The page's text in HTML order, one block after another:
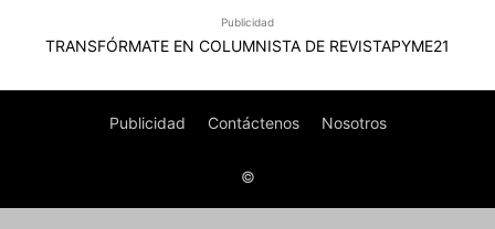
Publicidad
TRANSFÓRMATE EN COLUMNISTA DE REVISTAPYME21
Publicidad Contáctenos Nosotros
©